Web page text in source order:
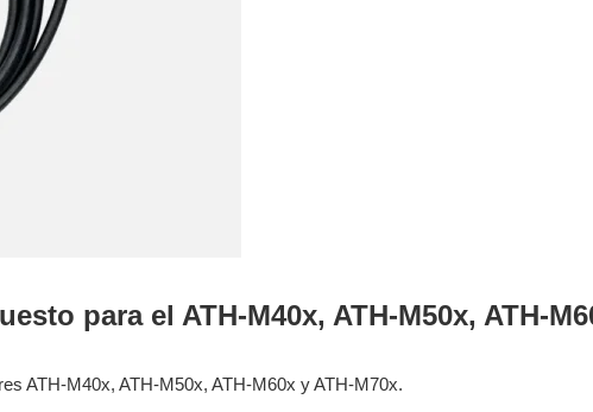
para el ATH-M40x, ATH-M50x, ATH-
ATH-M40x, ATH-M50x, ATH-M60x y ATH-M70x.